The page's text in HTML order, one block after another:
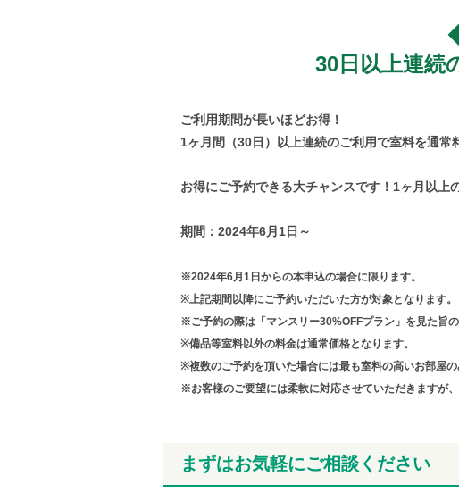
30日以上連続
ご利用期間が長いほどお得！
1ヶ月間（30日）以上連続のご利用で室料を通常
お得にご予約できる大チャンスです！1ヶ月以上
期間：2024年6月1日～
※2024年6月1日からの本申込の場合に限ります。
※上記期間以降にご予約いただいた方が対象となります。
※ご予約の際は「マンスリー30%OFFプラン」を見た旨の
※備品等室料以外の料金は通常価格となります。
※複数のご予約を頂いた場合には最も室料の高いお部屋の
※お客様のご要望には柔軟に対応させていただきますが
まずはお気軽にご相談ください